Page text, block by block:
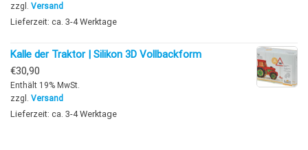
zzgl. Versand
Lieferzeit: ca. 3-4 Werktage
Kalle der Traktor | Silikon 3D Vollbackform
€30,90
Enthält 19% MwSt.
zzgl. Versand
Lieferzeit: ca. 3-4 Werktage